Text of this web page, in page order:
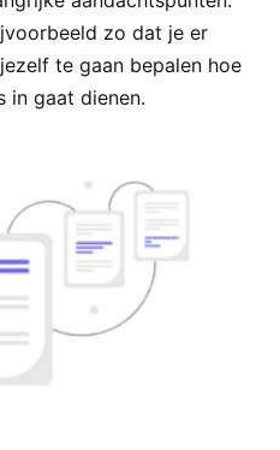
zo dat je er
te gaan bepalen hoe
in gaat dienen.